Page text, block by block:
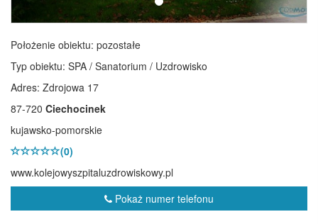
Położenie obiektu: pozostałe
Typ obiektu: SPA / Sanatorium / Uzdrowisko
Adres: Zdrojowa 17
87-720 Ciechocinek
kujawsko-pomorskie
(0)
www.kolejowyszpitaluzdrowiskowy.pl
Pokaż numer telefonu